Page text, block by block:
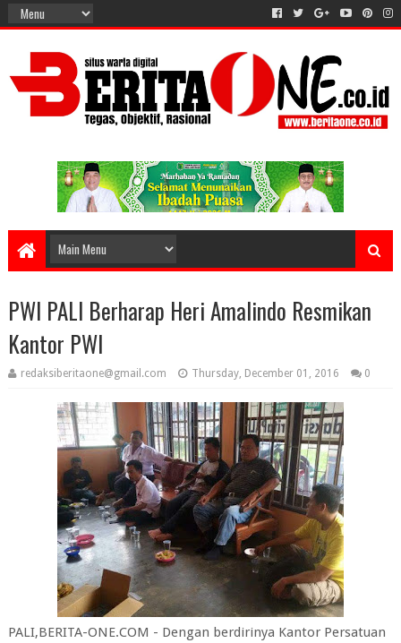
PWI PALI Berharap Heri Amalindo Resmikan
Kantor PWI
redaksiberitaone@gmail.com Thursday, December 01, 2016 0
PALI,BERITA-ONE.COM - Dengan berdirinya Kantor Persatuan